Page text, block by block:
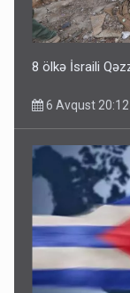
8 ölkə İsraili
6 Avqust 20:12